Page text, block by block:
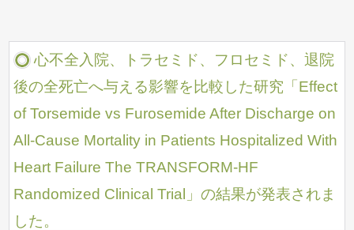
心不全入院、トラセミド、フロセミド、退院
後の全死亡へ与える影響を比較した研究「Effect
of Torsemide vs Furosemide After Discharge on
All-Cause Mortality in Patients Hospitalized With
Heart Failure The TRANSFORM-HF
Randomized Clinical Trial」の結果が発表されま
した。